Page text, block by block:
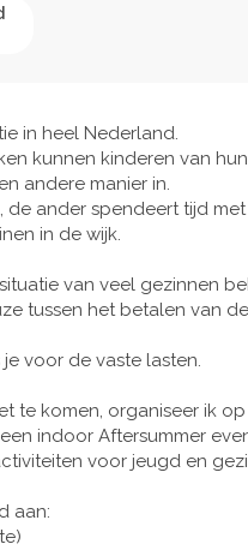
in heel Nederland.
kunnen kinderen van
andere manier in.
ander spendeert tijd
in de wijk.
van veel gezinnen
tussen het betalen van
voor de vaste lasten.
te komen, organiseer ik
indoor Aftersummer
voor jeugd en
aan: